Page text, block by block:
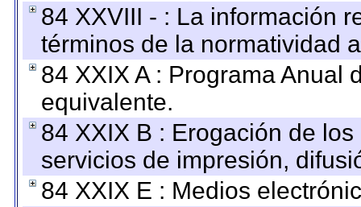
84 XXVIII - : La información
términos de la normatividad
84 XXIX A : Programa Anual
equivalente.
84 XXIX B : Erogación de
servicios de impresión,
84 XXIX E : Medios